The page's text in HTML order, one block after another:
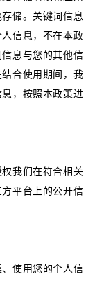
储。关键词信息
信息，不在本政
息与您的其他信
合使用期间，我
，按照本政策进
我们在符合相关
平台上的公开信
使用您的个人信